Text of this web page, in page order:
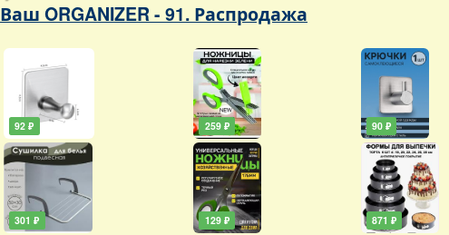
Ваш ORGANIZER - 91. Распродажа
92 ₽
301 ₽
259 ₽
129 ₽
90 ₽
871 ₽